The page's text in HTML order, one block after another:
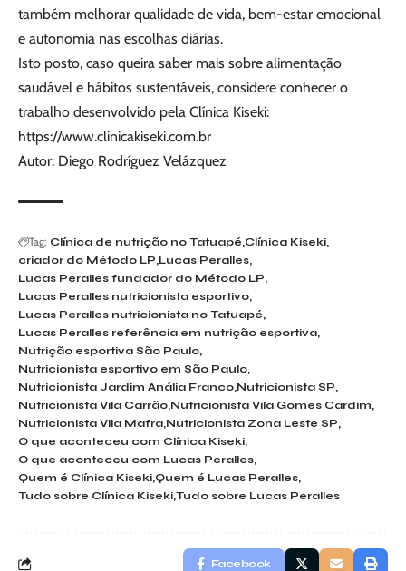
também melhorar qualidade de vida, bem-estar emocional
e autonomia nas escolhas diárias.
Isto posto, caso queira saber mais sobre alimentação
saudável e hábitos sustentáveis, considere conhecer o
trabalho desenvolvido pela Clínica Kiseki:
https://www.clinicakiseki.com.br
Autor: Diego Rodríguez Velázquez
Tag: Clínica de nutrição no Tatuapé Clínica Kiseki
criador do Método LP Lucas Peralles
Lucas Peralles fundador do Método LP
Lucas Peralles nutricionista esportivo
Lucas Peralles nutricionista no Tatuapé
Lucas Peralles referência em nutrição esportiva
Nutrição esportiva São Paulo
Nutricionista esportivo em São Paulo
Nutricionista Jardim Anália Franco Nutricionista SP
Nutricionista Vila Carrão Nutricionista Vila Gomes Cardim
Nutricionista Vila Mafra Nutricionista Zona Leste SP
O que aconteceu com Clínica Kiseki
O que aconteceu com Lucas Peralles
Quem é Clínica Kiseki Quem é Lucas Peralles
Tudo sobre Clínica Kiseki Tudo sobre Lucas Peralles
Facebook